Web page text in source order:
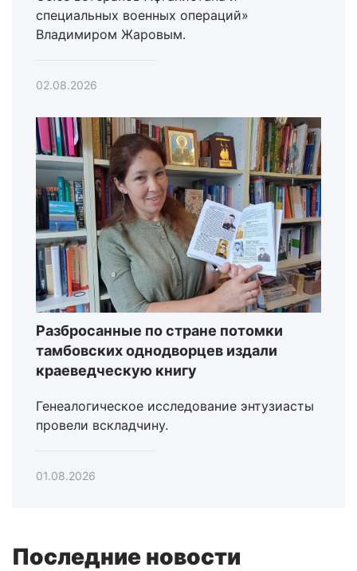
специальных военных операций»
Владимиром Жаровым.
02.08.2026
Разбросанные по стране потомки
тамбовских однодворцев издали
краеведческую книгу
Генеалогическое исследование энтузиасты
провели вскладчину.
01.08.2026
Последние новости